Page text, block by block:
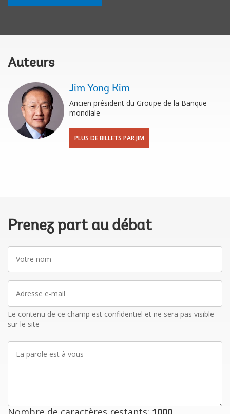
Auteurs
Jim Yong Kim
Ancien président du Groupe de la Banque
mondiale
PLUS DE BILLETS PAR JIM
Prenez part au débat
nom
mail
Le contenu de ce champ est confidentiel et ne sera pas visible
sur le site
parole